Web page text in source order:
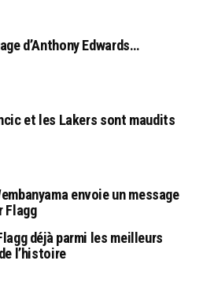
d’Anthony Edwards…
et les Lakers sont maudits
envoie un message
Flagg
déjà parmi les meilleurs
l’histoire